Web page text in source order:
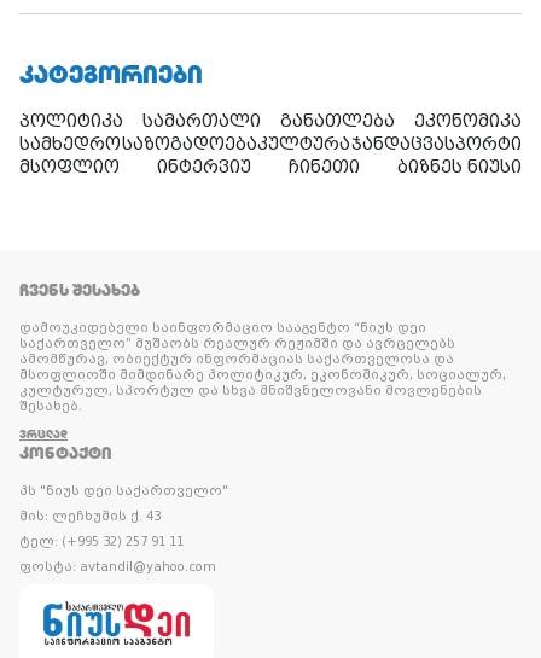
ᲙᲐᲢᲔᲒᲝᲠᲘᲔᲑᲘ
პოლიტიკა სამართალი განათლება
ეკონომიკა
სამხედროსაზოგადოებაკულტურაჯანდაცვასპორტი
მსოფლიო
ინტერვიუ ჩინეთი ბიზნეს ნიუსი
ᲩᲕᲔᲜᲡ ᲨᲔᲡᲐᲮᲔᲑ
დამოუკიდებელი საინფორმაციო სააგენტო “ნიუს დეი
საქართველო” მუშაობს რეალურ რეჟიმში და ავრცელებს
ამომწურავ, ობიექტურ ინფორმაციას საქართველოსა და
მსოფლიოში მიმდინარე პოლიტიკურ, ეკონომიკურ, სოციალურ,
კულტურულ, სპორტულ და სხვა მნიშვნელოვანი მოვლენების
შესახებ.
ᲕᲠᲪᲚᲐᲓ
ᲙᲝᲜᲢᲐᲥᲢᲘ
პს "ნიუს დეი საქართველო"
მის: ლეჩხუმის ქ. 43
ტელ: (+995 32) 257 91 11
ფოსტა: avtandil@yahoo.com